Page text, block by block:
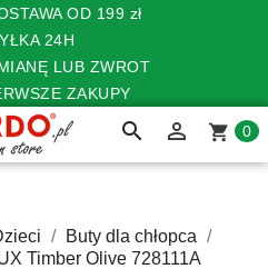
OD 199 zł
24H
LUB ZWROT
ZAKUPY
search  shopping_cart 0
Buty dla chłopca
Timber Olive 728111A